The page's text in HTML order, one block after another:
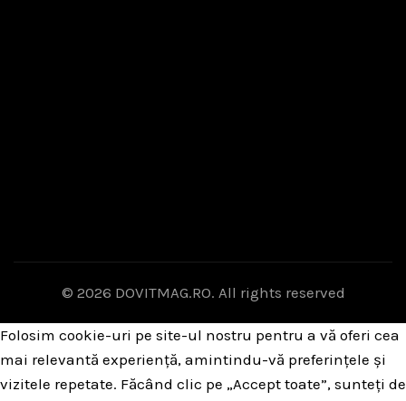
© 2026 DOVITMAG.RO. All rights reserved
Folosim cookie-uri pe site-ul nostru pentru a vă oferi cea
mai relevantă experiență, amintindu-vă preferințele și
vizitele repetate. Făcând clic pe „Accept toate”, sunteți de